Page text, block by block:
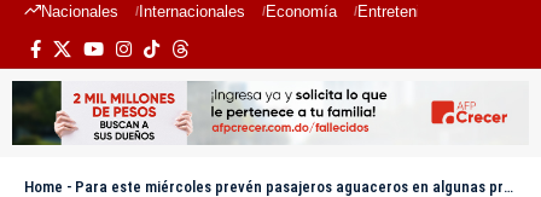
Nacionales Internacionales Economía Entretenimiento
Home - Para este miércoles prevén pasajeros aguaceros en algunas provincias